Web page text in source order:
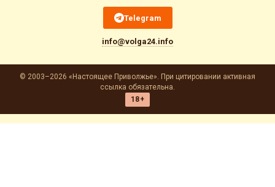
Telegram
info@volga24.info
© 2003–2026 «Настоящее Приволжье». При цитировании активная
ссылка обязательна.
18+